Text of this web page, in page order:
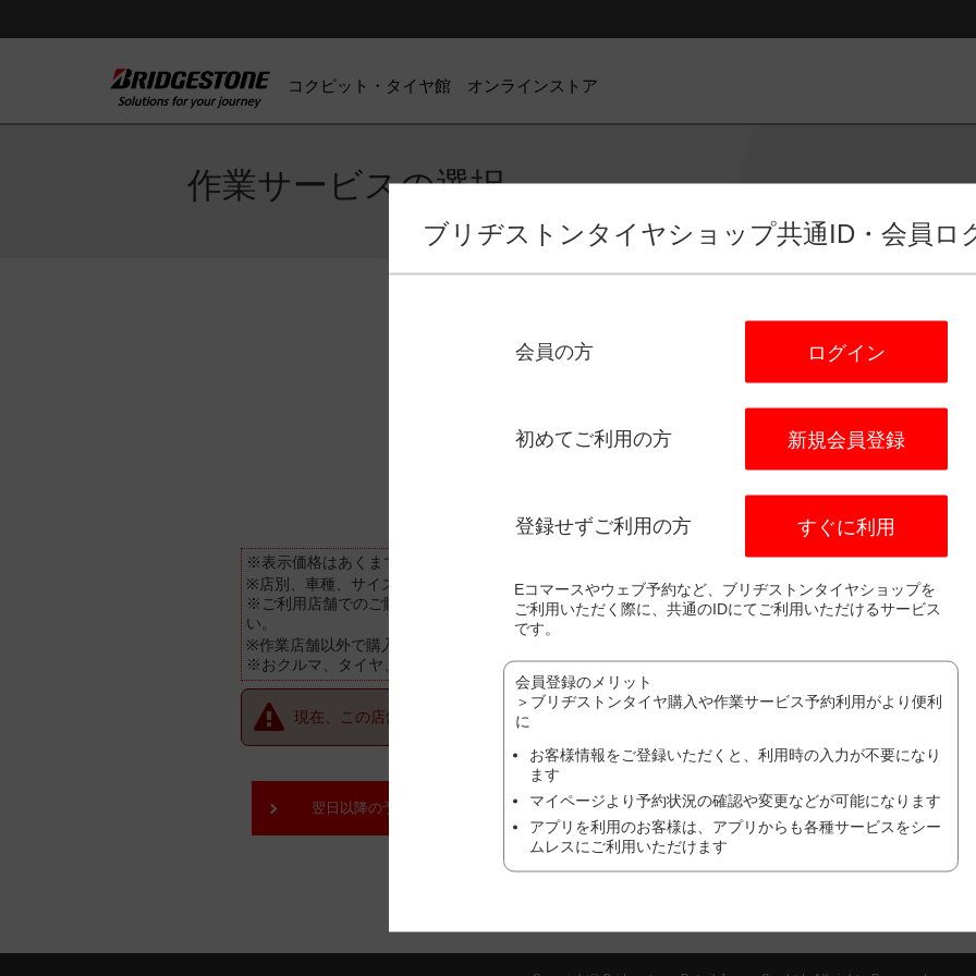
コクピット・タイヤ館 オンラインストア
作業サービスの選択
日程選択
タイヤ館 西横浜
神奈川県横浜市西区久保町６－２３
※表示価格はあくまで目安となります。
※店別、車種、サイズ別に価格が異なります。
※ご利用店舗でのご購入状況(追加作業や、廃タイヤ処理やゴムバルブなど）により、価格が変わる場合が
い。
※作業店舗以外で購入されたタイヤの場合は、作業料金が異なる場合がございます。詳しくは、店舗にてご
※おクルマ、タイヤ、ホイール等の状態により、作業をお断りする場合がございます。詳しくは、店舗にて
現在、この店舗では順番待ち予約を受け付けておりません。
翌日以降の予約をご希望の方はこちら
ブリヂストンタイヤショップ共通ID・会員ロ
会員の方 ログイン
初めてご利用の方 新規会員登録
登録せずご利用の方 すぐに利用
Eコマースやウェブ予約など、ブリヂストンタイヤショップを
ご利用いただく際に、共通のIDにてご利用いただけるサービス
です。
会員登録のメリット
＞ブリヂストンタイヤ購入や作業サービス予約利用がより便利
に
お客様情報をご登録いただくと、利用時の入力が不要になり
ます
マイページより予約状況の確認や変更などが可能になります
アプリを利用のお客様は、アプリからも各種サービスをシー
ムレスにご利用いただけます